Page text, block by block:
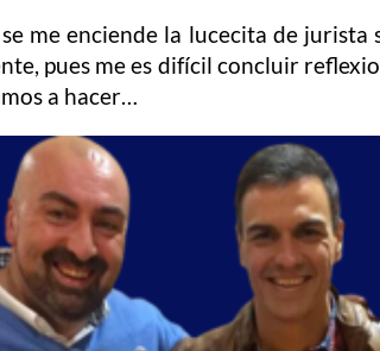
me enciende la lucecita de
pues me es difícil concluir
a hacer…